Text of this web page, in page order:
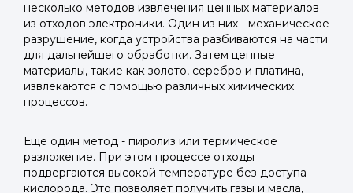
несколько методов извлечения ценных материалов
из отходов электроники. Один из них - механическое
разрушение, когда устройства разбиваются на части
для дальнейшего обработки. Затем ценные
материалы, такие как золото, серебро и платина,
извлекаются с помощью различных химических
процессов.
Еще один метод - пиролиз или термическое
разложение. При этом процессе отходы
подвергаются высокой температуре без доступа
кислорода. Это позволяет получить газы и масла,